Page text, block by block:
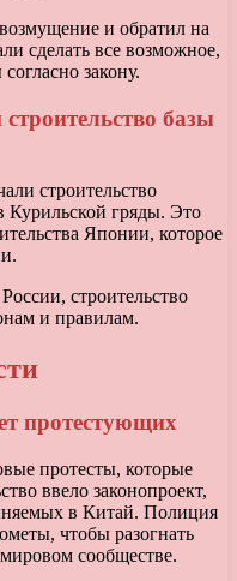
и обратил на
сделать все возможное,
закону.
базы
строительство
Курильской гряды. Это
Японии, которое
строительство
и правилам.
протестующих
протесты, которые
ввело законопроект,
в Китай. Полиция
чтобы разогнать
сообществе.